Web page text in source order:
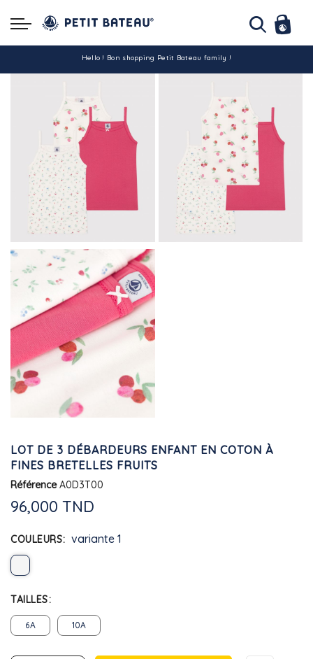
Hello ! Bon shopping Petit Bateau family !
La livraison est assurée partout en Tunisie !
-10% pour tout paiement par carte bancaire (hors promo)
LOT DE 3 DÉBARDEURS ENFANT EN COTON À
FINES BRETELLES FRUITS
Référence A0D3T00
96,000 TND
COULEURS variante 1
TAILLES
6A 10A